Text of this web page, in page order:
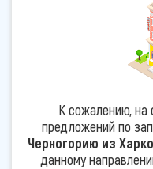
К сожалению, на
предложений по
Черногорию из
данному